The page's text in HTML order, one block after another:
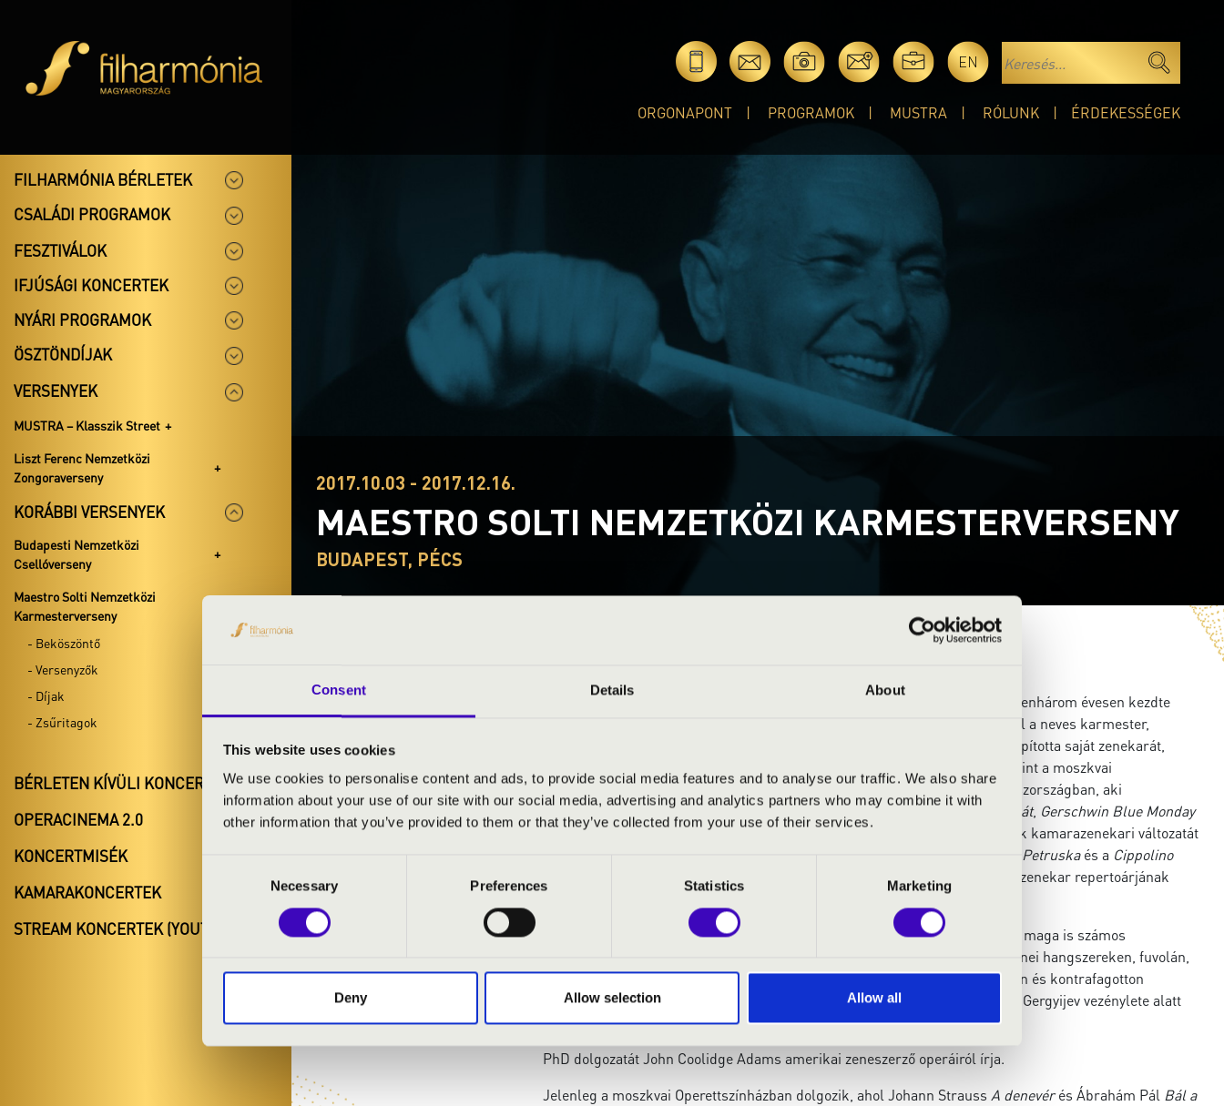
Consent Details About
This website uses cookies
We use cookies to personalise content and ads, to provide social media features and to analyse our traffic. We also share
information about your use of our site with our social media, advertising and analytics partners who may combine it with
other information that you’ve provided to them or that they’ve collected from your use of their services.
Necessary Preferences Statistics Marketing
Deny Allow selection Allow all
EN
ORGONAPONT PROGRAMOK MUSTRA RÓLUNK ÉRDEKESSÉGEK
FILHARMÓNIA BÉRLETEK
CSALÁDI PROGRAMOK
FESZTIVÁLOK
IFJÚSÁGI KONCERTEK
NYÁRI PROGRAMOK
ÖSZTÖNDÍJAK
VERSENYEK
MUSTRA – Klasszik Street
Liszt Ferenc Nemzetközi
Zongoraverseny
KORÁBBI VERSENYEK
Budapesti Nemzetközi
Csellóverseny
Maestro Solti Nemzetközi
Karmesterverseny
- Beköszöntő
- Versenyzők
- Díjak
- Zsűritagok
BÉRLETEN KÍVÜLI KONCERTEK
OPERACINEMA 2.0
KONCERTMISÉK
KAMARAKONCERTEK
STREAM KONCERTEK (YOUTUBE)
2017.10.03 - 2017.12.16.
MAESTRO SOLTI NEMZETKÖZI KARMESTERVERSENY
BUDAPEST, PÉCS
Sergei Akimov 1989-ben született Moszkvában. Karmesteri tanulmányait tizenhárom évesen kezdte
meg. 2011-ben jelentkezett a moszkvai Csajkovszkij Konzervatóriumba, ahol a neves karmester,
Gennagyij Rozsgyesztvenszkij irányítása alatt tanult. Diákévei során megalapította saját zenekarát,
„Affrettando” néven, mellyel olyan fontos koncerthelyszíneken léptek fel, mint a moszkvai
konzervatórium nagyterme vagy a Glinka múzeum. Akimov volt az első Oroszországban, aki
kamarazenekar élén vezényelte SztravinszkijTavaszi áldozatátés aPetruskát, Gerschwin Blue Monday
című művét, Weill hegedűversenyét, HacsaturjánCippolino
című balettjének kamarazenekari változatát
Petruskaés a Cippolino
kamaraadaptációját maga Akimov készítette, ahogy a „Rockestralive” nevű zenekar repertoárjának
A hangszerek világa Akimov egyik sajátos érdeklődési területét képviseli. Ő maga is számos
hangszeren játszik, köztük fagotton, trombitán, klarinéton, zongorán, népzenei hangszereken, fuvolán,
angolkürtön; némelyiken professzionális, másokon amatőr szinten. Fagotton és kontrafagotton
Vladimir Jurowsky, trombitán A. Rakityina, zongorán és cselesztán pedig V. Gergyijev vezénylete alatt
játszott.
PhD dolgozatát John Coolidge Adams amerikai zeneszerző operáiról írja.
Jelenleg a moszkvai Operettszínházban dolgozik, ahol Johann Strauss A denevérés Ábrahám Pál Bál a